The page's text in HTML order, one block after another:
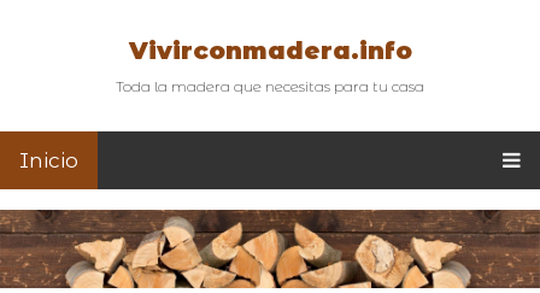
Vivirconmadera.info
Toda la madera que necesitas para tu casa
Inicio